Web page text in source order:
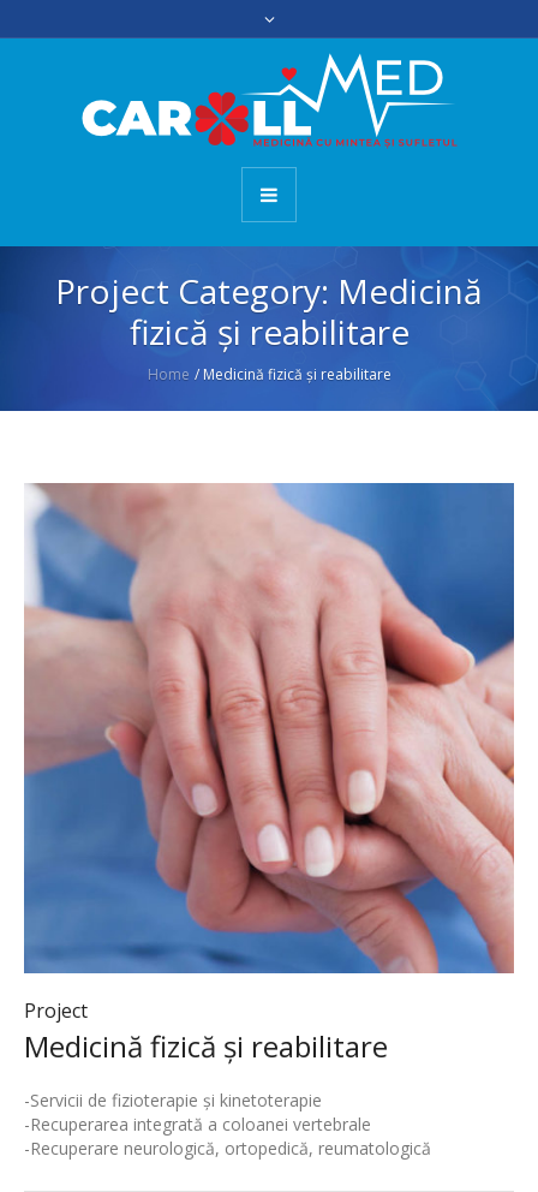
Project Category: Medicină
fizică și reabilitare
Home / Medicină fizică și reabilitare
Project
Medicină fizică și reabilitare
-Servicii de fizioterapie și kinetoterapie
-Recuperarea integrată a coloanei vertebrale
-Recuperare neurologică, ortopedică, reumatologică